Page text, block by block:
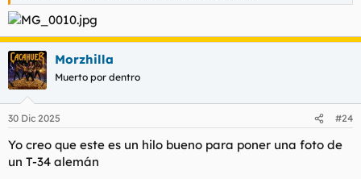
Morzhilla
Muerto por dentro
30 Dic 2025 #24
Yo creo que este es un hilo bueno para poner una foto de
un T-34 alemán